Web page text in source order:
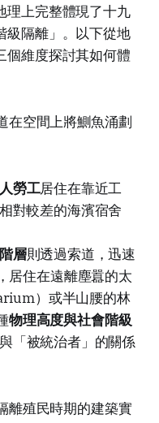
理上完整體現了十九
級隔離」。以下從地
個維度探討其如何體
在空間上將鰂魚涌劃
勞工居住在靠近工
對較差的海濱宿舍
層則透過索道，迅速
居住在遠離塵囂的太
）或半山腰的林
物理高度與社會階級
「被統治者」的關係
離殖民時期的建築實